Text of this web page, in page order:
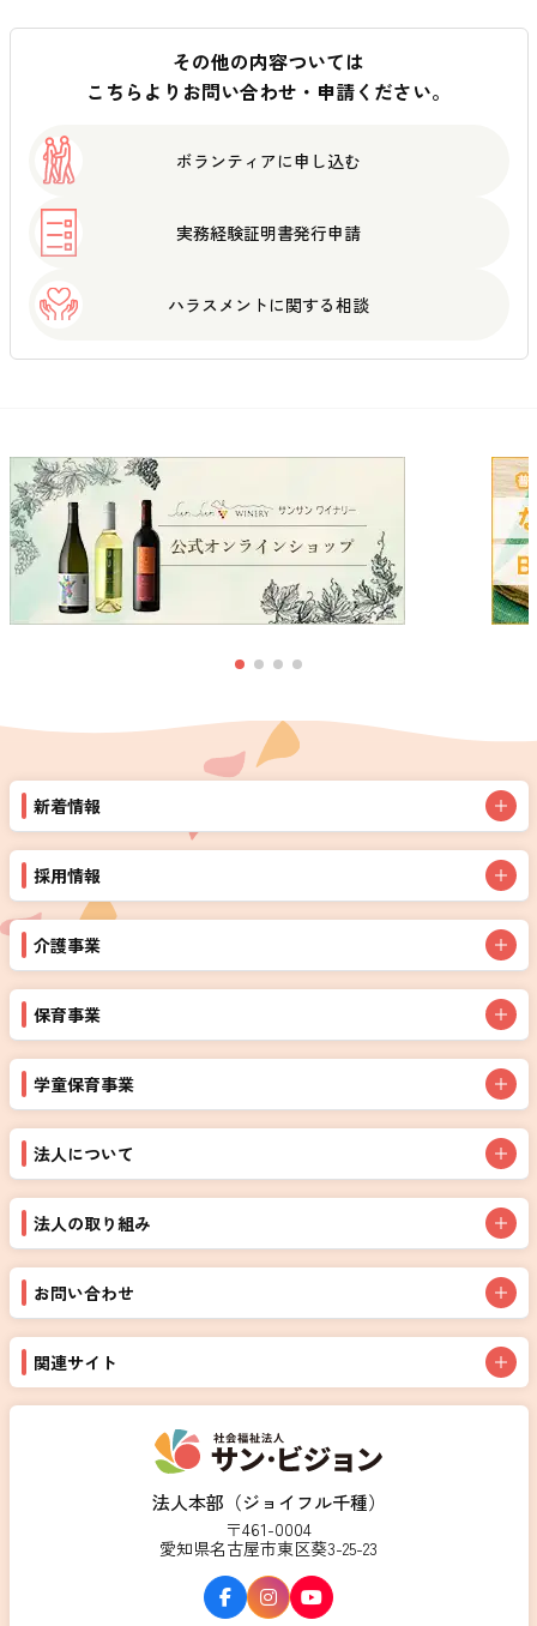
その他の内容ついては
こちらよりお問い合わせ・申請ください。
ボランティアに申し込む
実務経験証明書発行申請
ハラスメントに関する相談
法人本部（ジョイフル千種）
〒461-0004
愛知県名古屋市東区葵3-25-23
新着情報
採用情報
介護事業
保育事業
学童保育事業
法人について
法人の取り組み
お問い合わせ
関連サイト